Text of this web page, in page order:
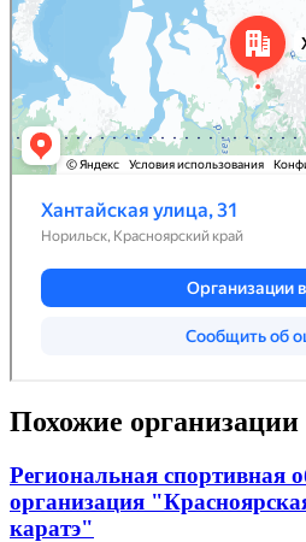
Похожие организации
Региональная спортивная
организация
каратэ"